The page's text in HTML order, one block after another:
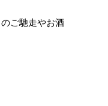
ご馳走やお酒